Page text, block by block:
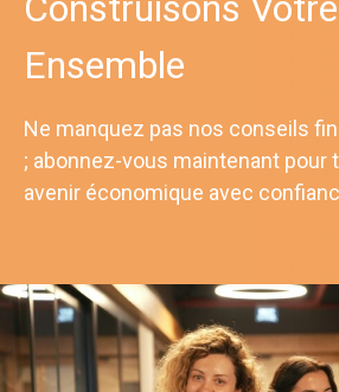
Ensemble
Ne manquez pas nos conseils
; abonnez-vous maintenant pour
avenir économique avec